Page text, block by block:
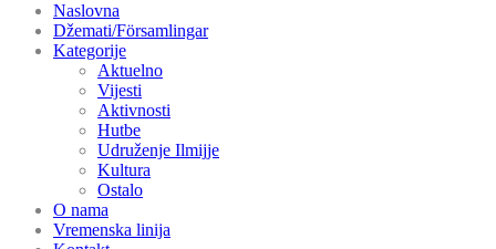
Naslovna
Džemati/Församlingar
Kategorije
Aktuelno
Vijesti
Aktivnosti
Hutbe
Udruženje Ilmijje
Kultura
Ostalo
O nama
Vremenska linija